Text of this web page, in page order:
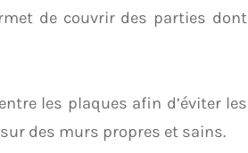
de couvrir des parties dont
les plaques afin d’éviter les
des murs propres et sains.